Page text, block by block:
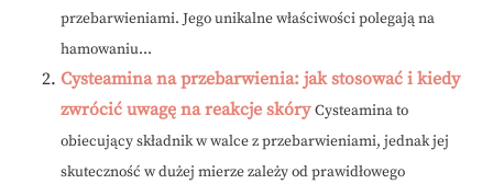
przebarwieniami. Jego unikalne właściwości polegają na
hamowaniu...
Cysteamina na przebarwienia: jak stosować i kiedy
zwrócić uwagę na reakcje skóry Cysteamina to
obiecujący składnik w walce z przebarwieniami, jednak jej
skuteczność w dużej mierze zależy od prawidłowego